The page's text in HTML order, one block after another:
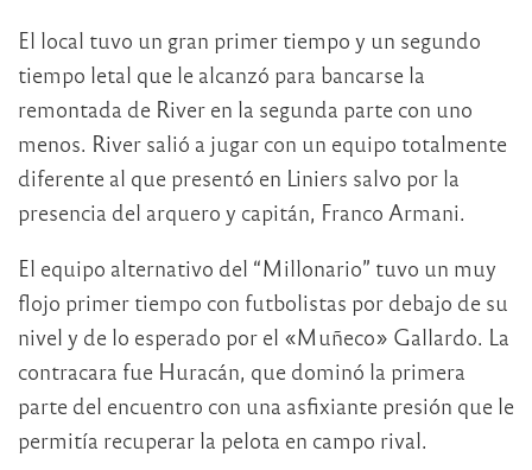
El local tuvo un gran primer tiempo y un segundo
tiempo letal que le alcanzó para bancarse la
remontada de River en la segunda parte con uno
menos. River salió a jugar con un equipo totalmente
diferente al que presentó en Liniers salvo por la
presencia del arquero y capitán, Franco Armani.
El equipo alternativo del “Millonario” tuvo un muy
flojo primer tiempo con futbolistas por debajo de su
nivel y de lo esperado por el «Muñeco» Gallardo. La
contracara fue Huracán, que dominó la primera
parte del encuentro con una asfixiante presión que le
permitía recuperar la pelota en campo rival.